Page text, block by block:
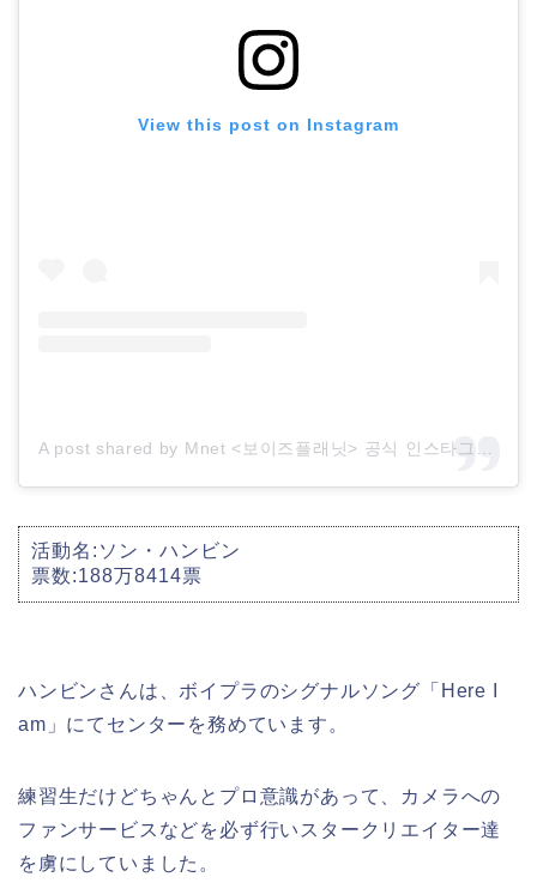
View this post on Instagram
A post shared by Mnet <보이즈플래닛> 공식 인스타그램 (@boysplanet.official)
活動名:ソン・ハンビン
票数:188万8414票
ハンビンさんは、ボイプラのシグナルソング「Here I
am」にてセンターを務めています。
練習生だけどちゃんとプロ意識があって、カメラへの
ファンサービスなどを必ず行いスタークリエイター達
を虜にしていました。